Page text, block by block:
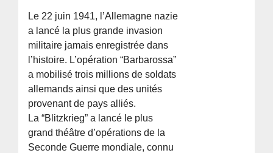
Le 22 juin 1941, l’Allemagne nazie
a lancé la plus grande invasion
militaire jamais enregistrée dans
l’histoire. L’opération “Barbarossa”
a mobilisé trois millions de soldats
allemands ainsi que des unités
provenant de pays alliés.
La “Blitzkrieg” a lancé le plus
grand théâtre d’opérations de la
Seconde Guerre mondiale, connu